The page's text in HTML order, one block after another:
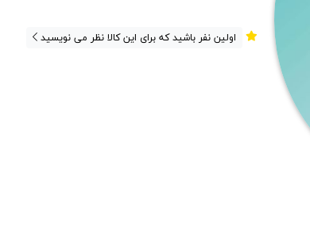
اولین نفر باشید که برای این کالا نظر می نویسید